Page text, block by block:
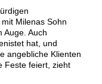
Milenas Sohn
Auge. Auch
hat, und
angebliche Klienten
Feste feiert, zieht